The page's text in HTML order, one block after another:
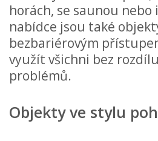
horách, se saunou
nabídce jsou také
bezbariérovým
využít všichni bez
problémů.
Objekty ve stylu